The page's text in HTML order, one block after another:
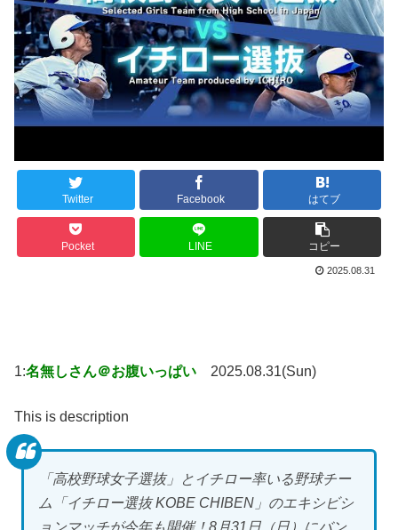
Twitter Facebook はてブ
Pocket LINE コピー
2025.08.31
1:名無しさん＠お腹いっぱい 2025.08.31(Sun)
This is description
「高校野球女子選抜」とイチロー率いる野球チー
ム「イチロー選抜 KOBE CHIBEN」のエキシビシ
ョンマッチが今年も開催！8月31日（日）にバン